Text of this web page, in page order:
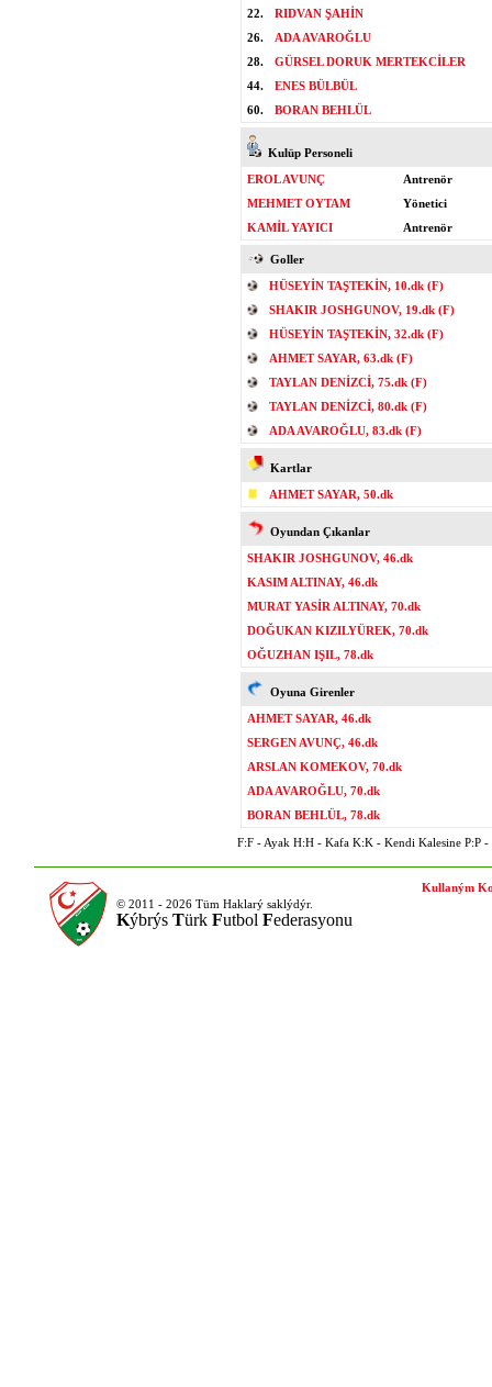
22.
RIDVAN ŞAHİN
26.
ADA AVAROĞLU
28.
GÜRSEL DORUK MERTEKCİLER
44.
ENES BÜLBÜL
60.
BORAN BEHLÜL
Kulüp Personeli
EROL AVUNÇ
Antrenör
MEHMET OYTAM
Yönetici
KAMİL YAYICI
Antrenör
Goller
HÜSEYİN TAŞTEKİN, 10.dk (F)
SHAKIR JOSHGUNOV, 19.dk (F)
HÜSEYİN TAŞTEKİN, 32.dk (F)
AHMET SAYAR, 63.dk (F)
TAYLAN DENİZCİ, 75.dk (F)
TAYLAN DENİZCİ, 80.dk (F)
ADA AVAROĞLU, 83.dk (F)
Kartlar
AHMET SAYAR, 50.dk
Oyundan Çıkanlar
SHAKIR JOSHGUNOV, 46.dk
KASIM ALTINAY, 46.dk
MURAT YASİR ALTINAY, 70.dk
DOĞUKAN KIZILYÜREK, 70.dk
OĞUZHAN IŞIL, 78.dk
Oyuna Girenler
AHMET SAYAR, 46.dk
SERGEN AVUNÇ, 46.dk
ARSLAN KOMEKOV, 70.dk
ADA AVAROĞLU, 70.dk
BORAN BEHLÜL, 78.dk
F:F - Ayak H:H - Kafa K:K - Kendi Kalesine P:P -
© 2011 - 2026 Tüm Haklarý saklýdýr.
Kýbrýs Türk Futbol Federasyonu
Kullaným